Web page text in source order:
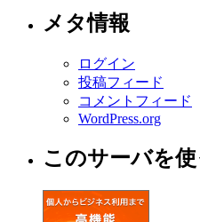
メタ情報
ログイン
投稿フィード
コメントフィード
WordPress.org
このサーバを